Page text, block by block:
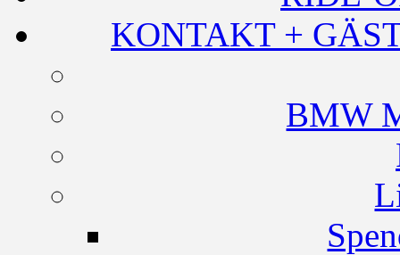
KONTAKT +
BMW